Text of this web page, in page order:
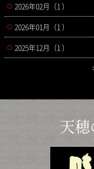
2026年02月（1 ）
2026年01月（1 ）
2025年12月（1 ）
天